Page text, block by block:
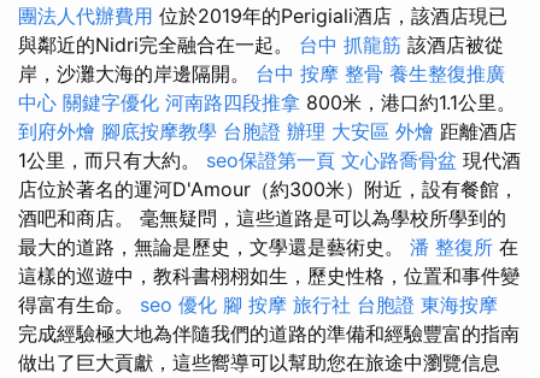
團法人代辦費用 位於2019年的Perigiali酒店，該酒店現已
與鄰近的Nidri完全融合在一起。 台中 抓龍筋 該酒店被從
岸，沙灘大海的岸邊隔開。 台中 按摩 整骨 養生整復推廣
中心 關鍵字優化 河南路四段推拿 800米，港口約1.1公里。
到府外燴 腳底按摩教學 台胞證 辦理 大安區 外燴 距離酒店
1公里，而只有大約。 seo保證第一頁 文心路喬骨盆 現代酒
店位於著名的運河D'Amour（約300米）附近，設有餐館，
酒吧和商店。 毫無疑問，這些道路是可以為學校所學到的
最大的道路，無論是歷史，文學還是藝術史。 潘 整復所 在
這樣的巡遊中，教科書栩栩如生，歷史性格，位置和事件變
得富有生命。 seo 優化 腳 按摩 旅行社 台胞證 東海按摩
完成經驗極大地為伴隨我們的道路的準備和經驗豐富的指南
做出了巨大貢獻，這些嚮導可以幫助您在旅途中瀏覽信息